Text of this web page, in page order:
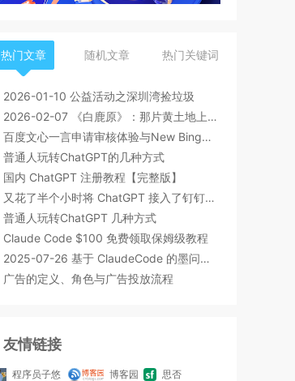
热门文章 随机文章 热门关键词
2026-01-10 公益活动之深圳湾捡垃圾
2026-02-07 《白鹿原》：那片黄土地上的众生相
百度文心一言申请审核体验与New Bing比较及AI领域的发展探讨
普通人玩转ChatGPT的几种方式
国内 ChatGPT 注册教程【完整版】
又花了半个小时将 ChatGPT 接入了钉钉机器人
普通人玩转ChatGPT 几种方式
Claude Code $100 免费领取保姆级教程
2025-07-26 基于 ClaudeCode 的墨问插件改造
广告的定义、角色与广告投放流程
友情链接
程序员子悠 博客园 思否